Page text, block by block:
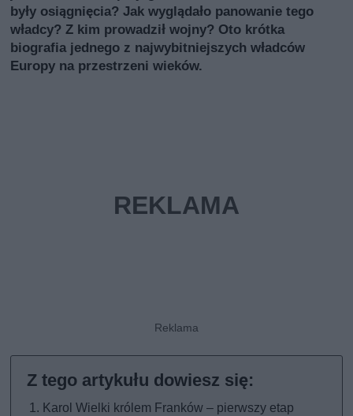
były osiągnięcia? Jak wyglądało panowanie tego
władcy? Z kim prowadził wojny? Oto krótka
biografia jednego z najwybitniejszych władców
Europy na przestrzeni wieków.
Karol Wielki królem Franków – pierwszy etap